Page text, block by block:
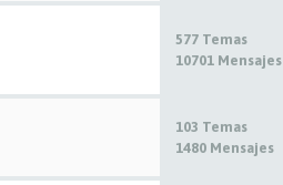
577 Temas
10701 Mensajes
103 Temas
1480 Mensajes